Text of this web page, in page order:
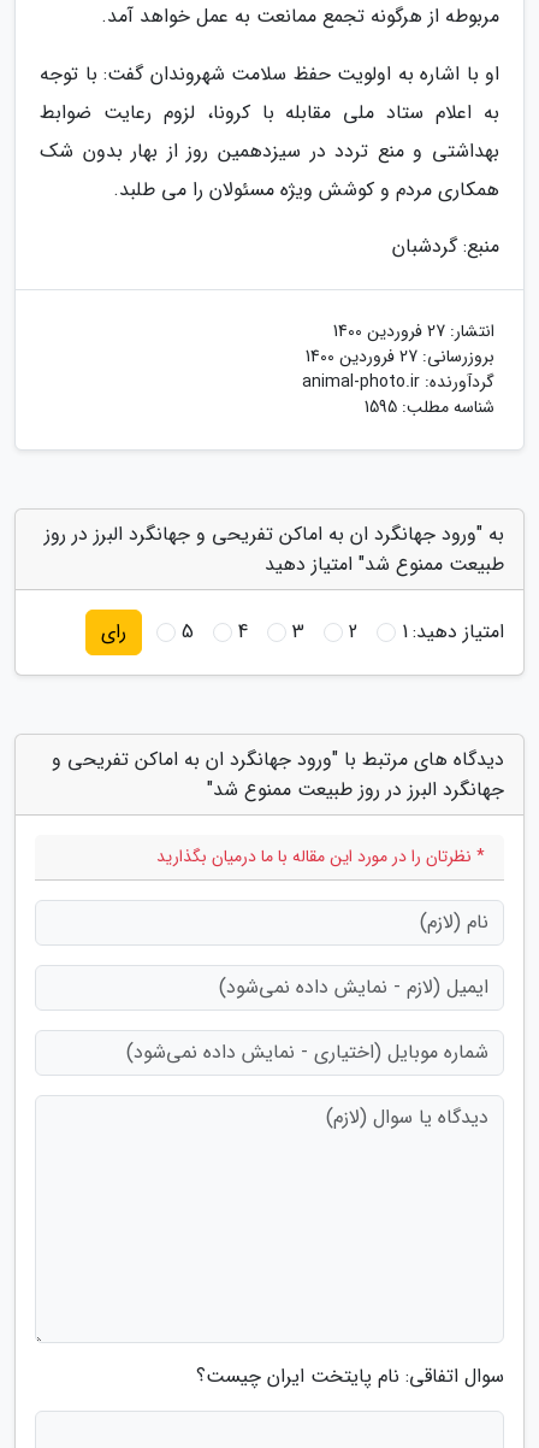
مربوطه از هرگونه تجمع ممانعت به عمل خواهد آمد.
او با اشاره به اولویت حفظ سلامت شهروندان گفت: با توجه
به اعلام ستاد ملی مقابله با کرونا، لزوم رعایت ضوابط
بهداشتی و منع تردد در سیزدهمین روز از بهار بدون شک
همکاری مردم و کوشش ویژه مسئولان را می طلبد.
منبع: گردشبان
انتشار: 27 فروردین 1400
بروزرسانی: 27 فروردین 1400
گردآورنده: animal-photo.ir
شناسه مطلب: 1595
به "ورود جهانگرد ان به اماکن تفریحی و جهانگرد البرز در روز
طبیعت ممنوع شد" امتیاز دهید
امتیاز دهید:1
2
3
4
5 رای
دیدگاه های مرتبط با "ورود جهانگرد ان به اماکن تفریحی و
جهانگرد البرز در روز طبیعت ممنوع شد"
* نظرتان را در مورد این مقاله با ما درمیان بگذارید
سوال اتفاقی: نام پایتخت ایران چیست؟